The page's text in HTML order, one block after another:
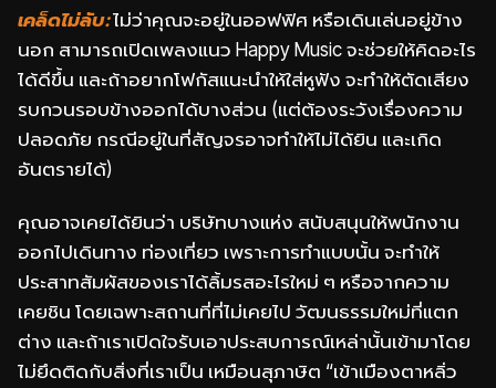
เคล็ดไม่ลับ:ไม่ว่าคุณจะอยู่ในออฟฟิศ หรือเดินเล่นอยู่ข้าง
นอก สามารถเปิดเพลงแนว Happy Music จะช่วยให้คิดอะไร
ได้ดีขึ้น และถ้าอยากโฟกัสแนะนำให้ใส่หูฟัง จะทำให้ตัดเสียง
รบกวนรอบข้างออกได้บางส่วน (แต่ต้องระวังเรื่องความ
ปลอดภัย กรณีอยู่ในที่สัญจรอาจทำให้ไม่ได้ยิน และเกิด
อันตรายได้)
คุณอาจเคยได้ยินว่า บริษัทบางแห่ง สนับสนุนให้พนักงาน
ออกไปเดินทาง ท่องเที่ยว เพราะการทำแบบนั้น จะทำให้
ประสาทสัมผัสของเราได้ลิ้มรสอะไรใหม่ ๆ หรือจากความ
เคยชิน โดยเฉพาะสถานที่ที่ไม่เคยไป วัฒนธรรมใหม่ที่แตก
ต่าง และถ้าเราเปิดใจรับเอาประสบการณ์เหล่านั้นเข้ามาโดย
ไม่ยึดติดกับสิ่งที่เราเป็น เหมือนสุภาษิต “เข้าเมืองตาหลิ่ว